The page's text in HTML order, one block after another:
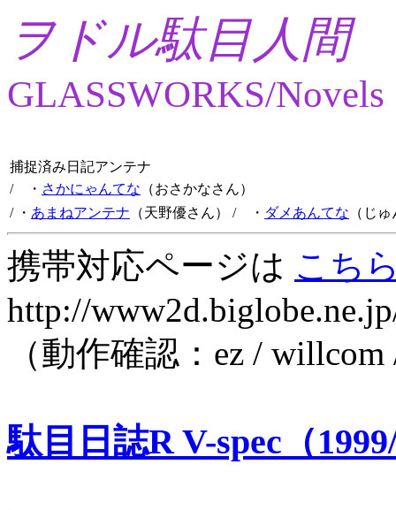
ヲドル駄目人間
GLASSWORKS/Novels
捕捉済み日記アンテナ
/ ・ さかにゃんてな （おさかなさん）
/ ・ あまねアンテナ （天野優さん） / ・ ダメあんてな （じ
携帯対応ページは こち
http://
（動作確認：ez /
駄目日誌R V-spec（